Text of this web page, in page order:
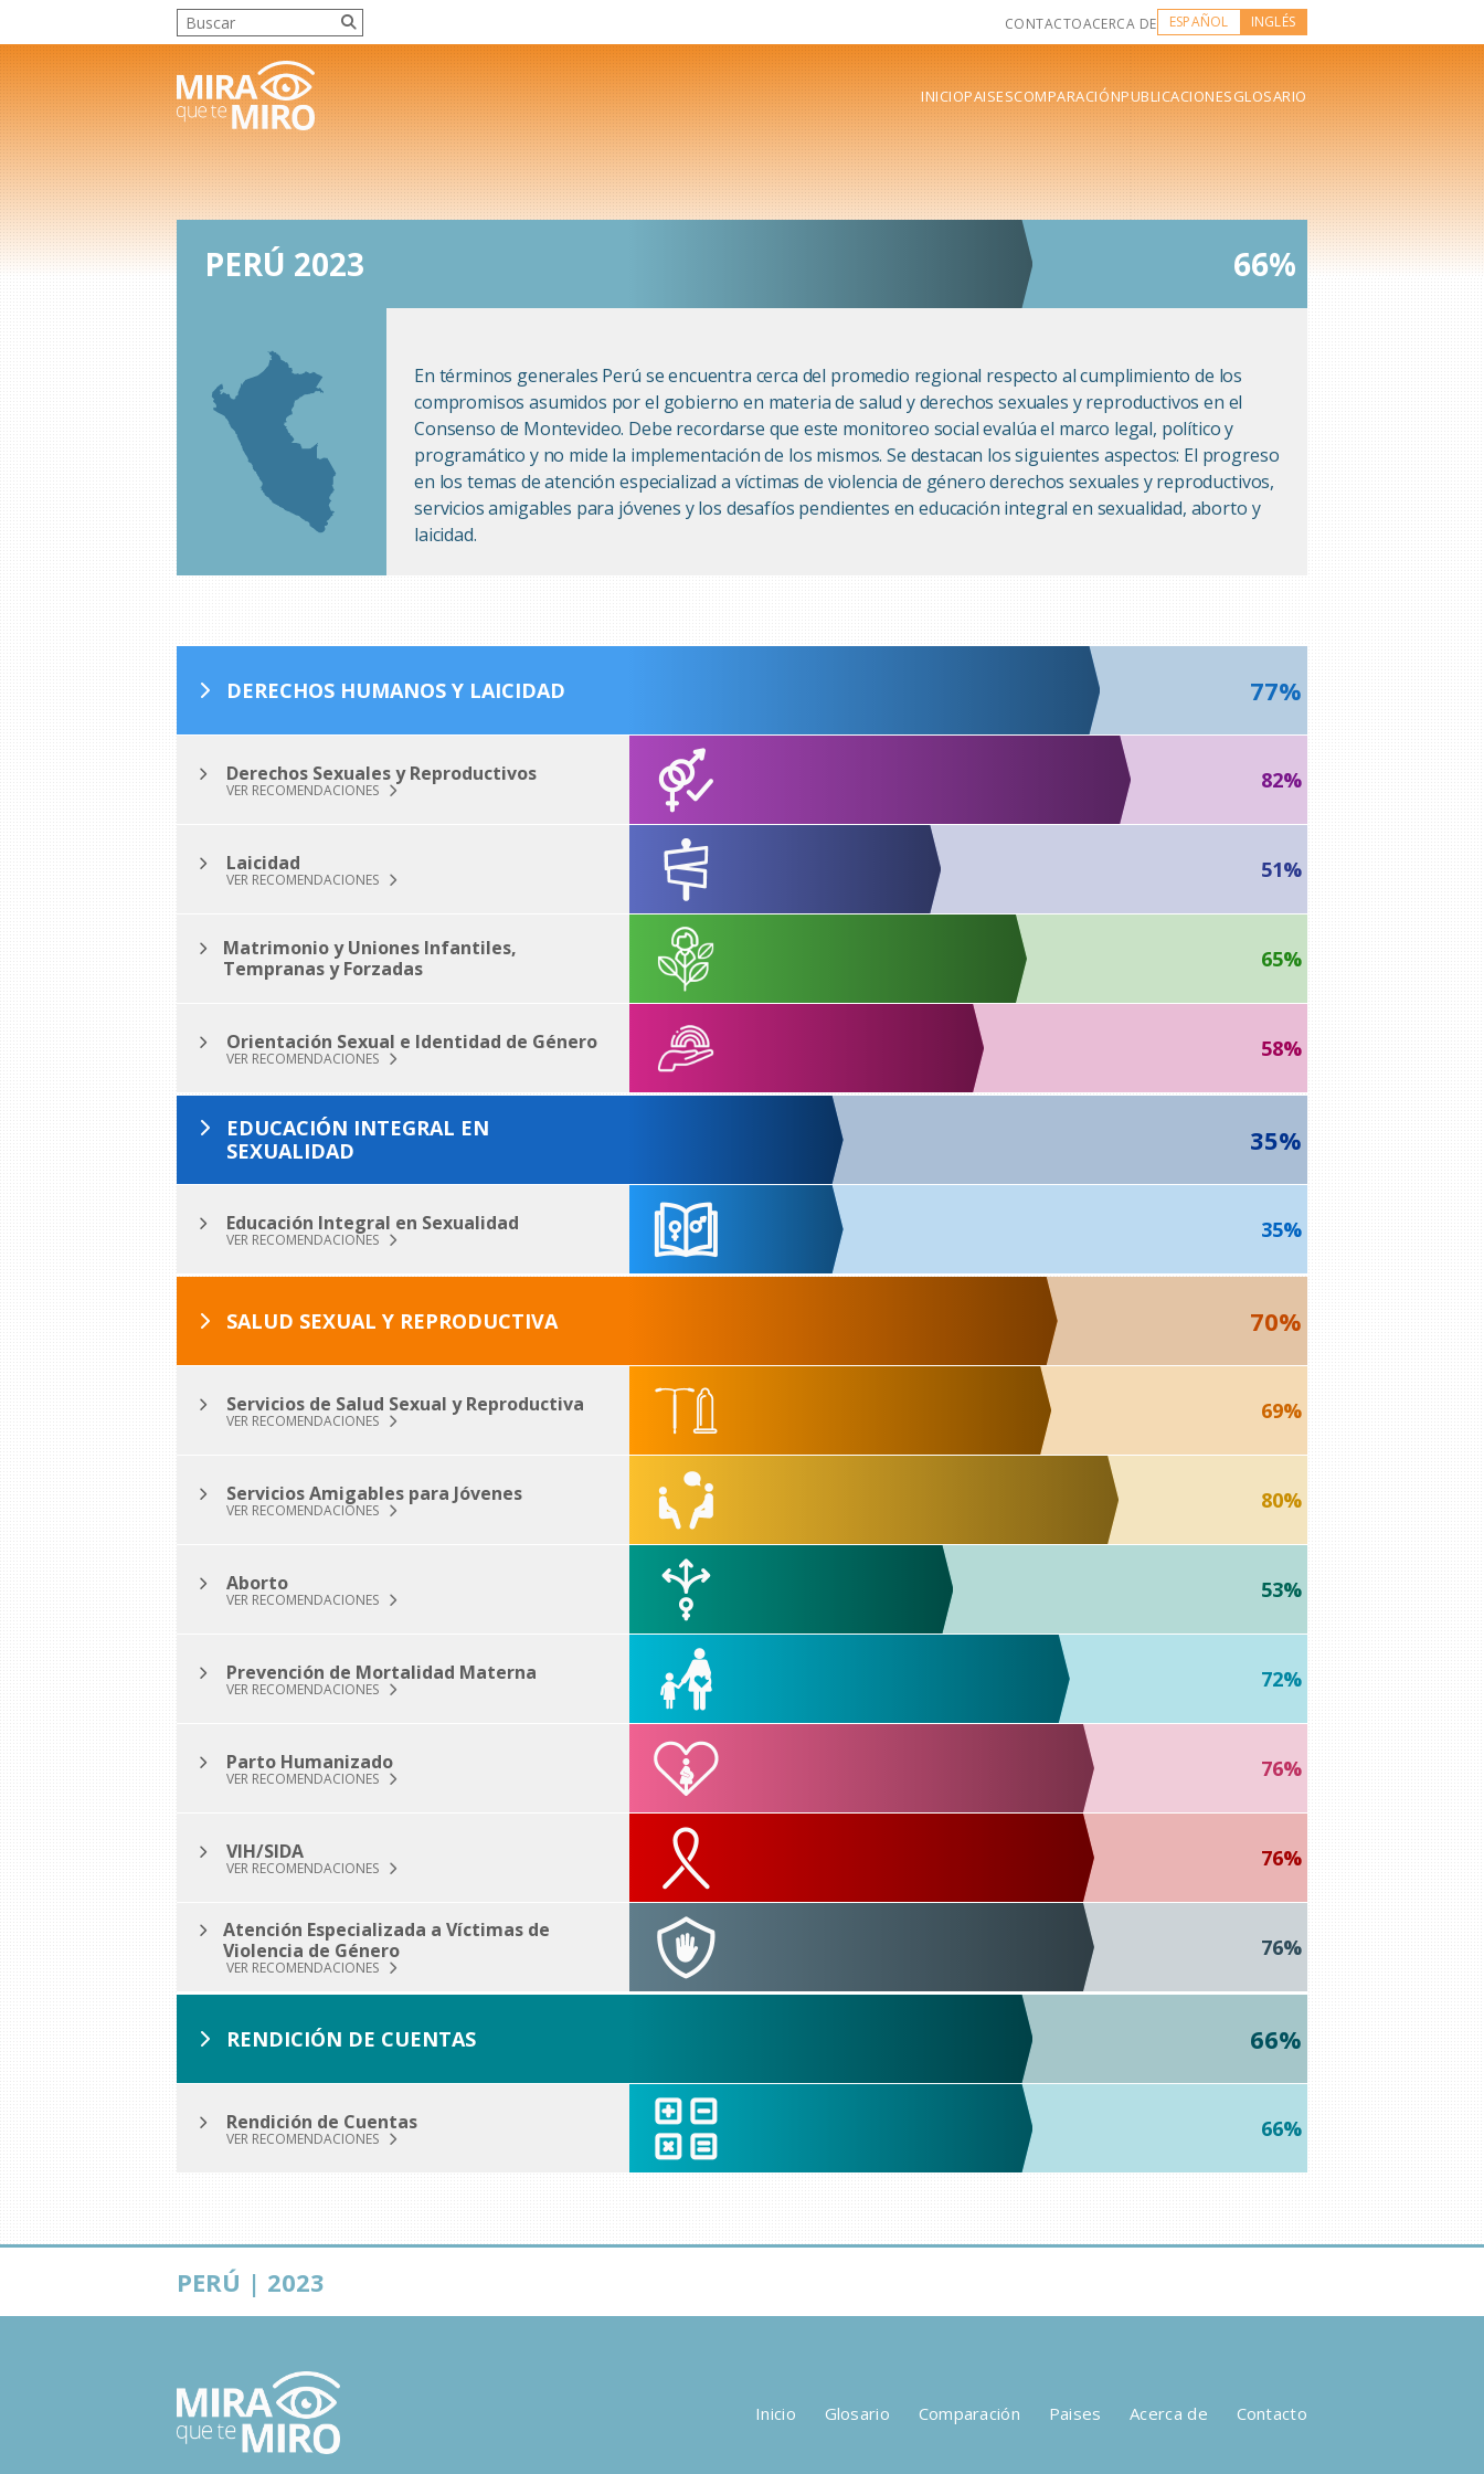
CONTACTOACERCA DE ESPAÑOL INGLÉS
INICIOPAISESCOMPARACIÓNPUBLICACIONESGLOSARIO
PERÚ 2023 66%
En términos generales Perú se encuentra cerca del promedio regional respecto al cumplimiento de los
compromisos asumidos por el gobierno en materia de salud y derechos sexuales y reproductivos en el
Consenso de Montevideo. Debe recordarse que este monitoreo social evalúa el marco legal, político y
programático y no mide la implementación de los mismos. Se destacan los siguientes aspectos: El progreso
en los temas de atención especializad a víctimas de violencia de género derechos sexuales y reproductivos,
servicios amigables para jóvenes y los desafíos pendientes en educación integral en sexualidad, aborto y
laicidad.
DERECHOS HUMANOS Y LAICIDAD 77%
Derechos Sexuales y Reproductivos
VER RECOMENDACIONES 82%
Laicidad
VER RECOMENDACIONES 51%
Matrimonio y Uniones Infantiles,
Tempranas y Forzadas
65%
Orientación Sexual e Identidad de Género
VER RECOMENDACIONES 58%
EDUCACIÓN INTEGRAL EN
SEXUALIDAD
35%
Educación Integral en Sexualidad
VER RECOMENDACIONES 35%
SALUD SEXUAL Y REPRODUCTIVA 70%
Servicios de Salud Sexual y Reproductiva
VER RECOMENDACIONES 69%
Servicios Amigables para Jóvenes
VER RECOMENDACIONES 80%
Aborto
VER RECOMENDACIONES 53%
Prevención de Mortalidad Materna
VER RECOMENDACIONES 72%
Parto Humanizado
VER RECOMENDACIONES 76%
VIH/SIDA
VER RECOMENDACIONES 76%
Atención Especializada a Víctimas de
Violencia de Género
VER RECOMENDACIONES
76%
RENDICIÓN DE CUENTAS 66%
Rendición de Cuentas
VER RECOMENDACIONES 66%
PERÚ | 2023
Inicio Glosario Comparación Paises Acerca de Contacto